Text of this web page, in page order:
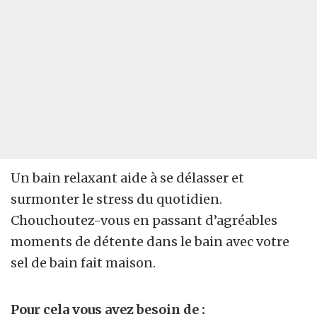
Un bain relaxant aide à se délasser et
surmonter le stress du quotidien.
Chouchoutez-vous en passant d’agréables
moments de détente dans le bain avec votre
sel de bain fait maison.
Pour cela vous avez besoin de :